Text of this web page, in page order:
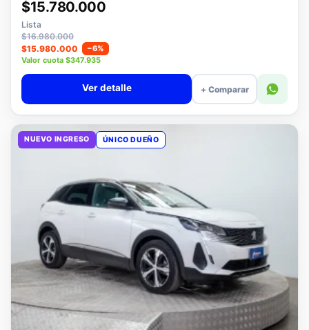
Desde · con financiamiento
$15.780.000
Lista
$16.980.000
$15.980.000
−6%
Valor cuota $347.935
+ Comparar
NUEVO INGRESO